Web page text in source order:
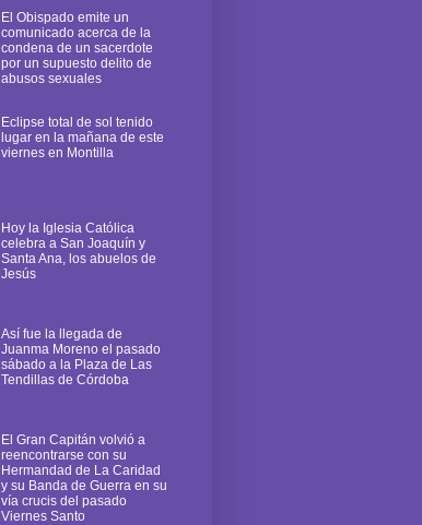
El Obispado emite un
comunicado acerca de la
condena de un sacerdote
por un supuesto delito de
abusos sexuales
Eclipse total de sol tenido
lugar en la mañana de este
viernes en Montilla
Hoy la Iglesia Católica
celebra a San Joaquín y
Santa Ana, los abuelos de
Jesús
Así fue la llegada de
Juanma Moreno el pasado
sábado a la Plaza de Las
Tendillas de Córdoba
El Gran Capitán volvió a
reencontrarse con su
Hermandad de La Caridad
y su Banda de Guerra en su
vía crucis del pasado
Viernes Santo